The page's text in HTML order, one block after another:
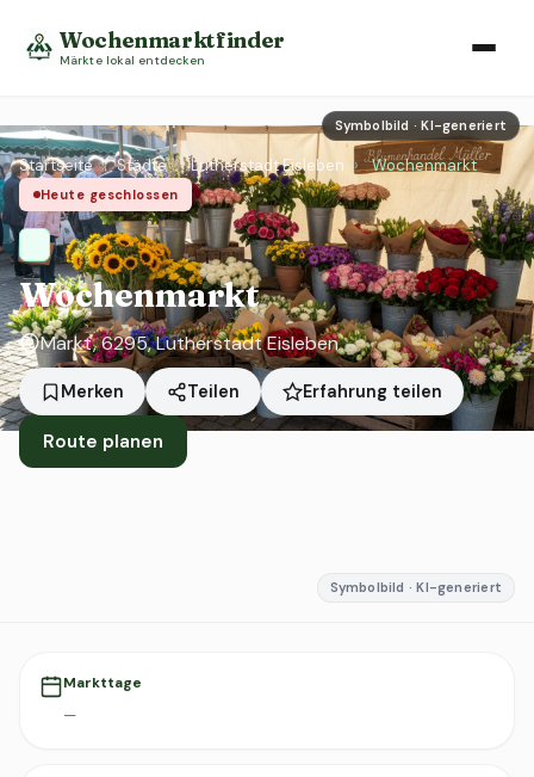
Wochenmarktfinder
Märkte lokal entdecken
Symbolbild · KI-generiert
Startseite › Städte › Lutherstadt Eisleben › Wochenmarkt
Heute geschlossen
Wochenmarkt
Markt, 6295, Lutherstadt Eisleben
Merken Teilen Erfahrung teilen
Route planen
Symbolbild · KI-generiert
Markttage
—